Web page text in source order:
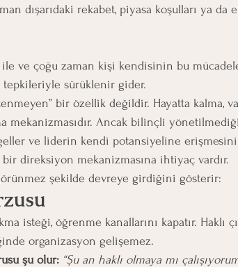
dışarıdaki rekabet, piyasa koşulları ya da
tepkileriyle sürüklenir gider.
bir özellik değildir. Hayatta kalma,
mekanizmasıdır. Ancak bilinçli
ve liderin kendi potansiyeline
bir direksiyon mekanizmasına ihtiyaç vardır.
şekilde devreye girdiğini gösterir:
isteği, öğrenme kanallarını kapatır. Haklı
organizasyon gelişemez.
şu olur: “Şu an haklı olmaya mı